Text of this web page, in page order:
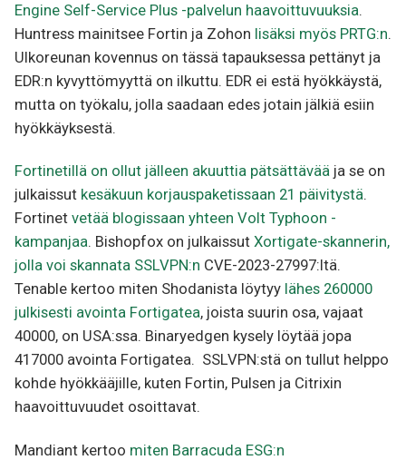
Engine Self-Service Plus -palvelun haavoittuvuuksia.
Huntress mainitsee Fortin ja Zohon lisäksi myös PRTG:n.
Ulkoreunan kovennus on tässä tapauksessa pettänyt ja
EDR:n kyvyttömyyttä on ilkuttu. EDR ei estä hyökkäystä,
mutta on työkalu, jolla saadaan edes jotain jälkiä esiin
hyökkäyksestä.
Fortinetillä on ollut jälleen akuuttia pätsättävää ja se on
julkaissut kesäkuun korjauspaketissaan 21 päivitystä.
Fortinet vetää blogissaan yhteen Volt Typhoon -
kampanjaa. Bishopfox on julkaissut Xortigate-skannerin,
jolla voi skannata SSLVPN:n CVE-2023-27997:ltä.
Tenable kertoo miten Shodanista löytyy lähes 260000
julkisesti avointa Fortigatea, joista suurin osa, vajaat
40000, on USA:ssa. Binaryedgen kysely löytää jopa
417000 avointa Fortigatea. SSLVPN:stä on tullut helppo
kohde hyökkääjille, kuten Fortin, Pulsen ja Citrixin
haavoittuvuudet osoittavat.
Mandiant kertoo miten Barracuda ESG:n